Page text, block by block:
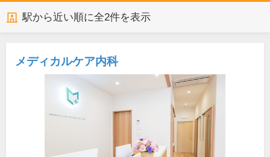
駅から近い順に全2件を表示
メディカルケア内科